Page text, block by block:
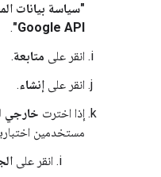
"سياسة بيانات
Google API"
.
انقر على متابعة.
انقر على إنشاء.
إذا اخترت خارجي
مستخدمين
انقر على